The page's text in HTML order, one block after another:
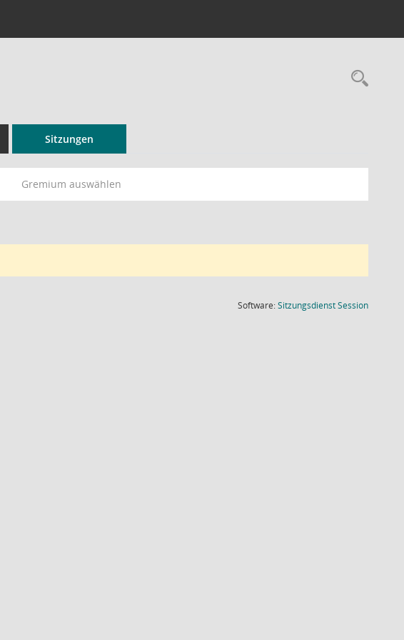
Sitzungen
Gremium auswählen
Software:SitzungsdienstSession(Wird in